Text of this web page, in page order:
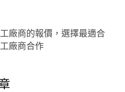
廠商的報價，選擇最適合
廠商合作